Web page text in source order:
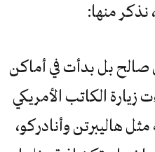
منها:
صالح بل بدأت في أماكن
زيارة الكاتب الأمريكي
هاليبرتن وأنادركو،